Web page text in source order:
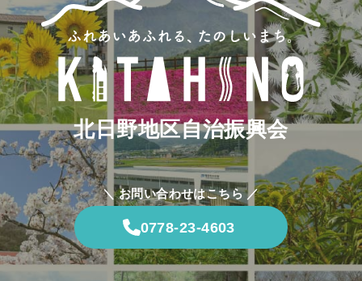
北日野地区自治振興会
＼ お問い合わせはこちら ／
0778-23-4603